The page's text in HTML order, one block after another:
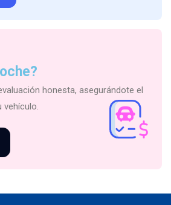
honesta, asegurándote el
vehículo.